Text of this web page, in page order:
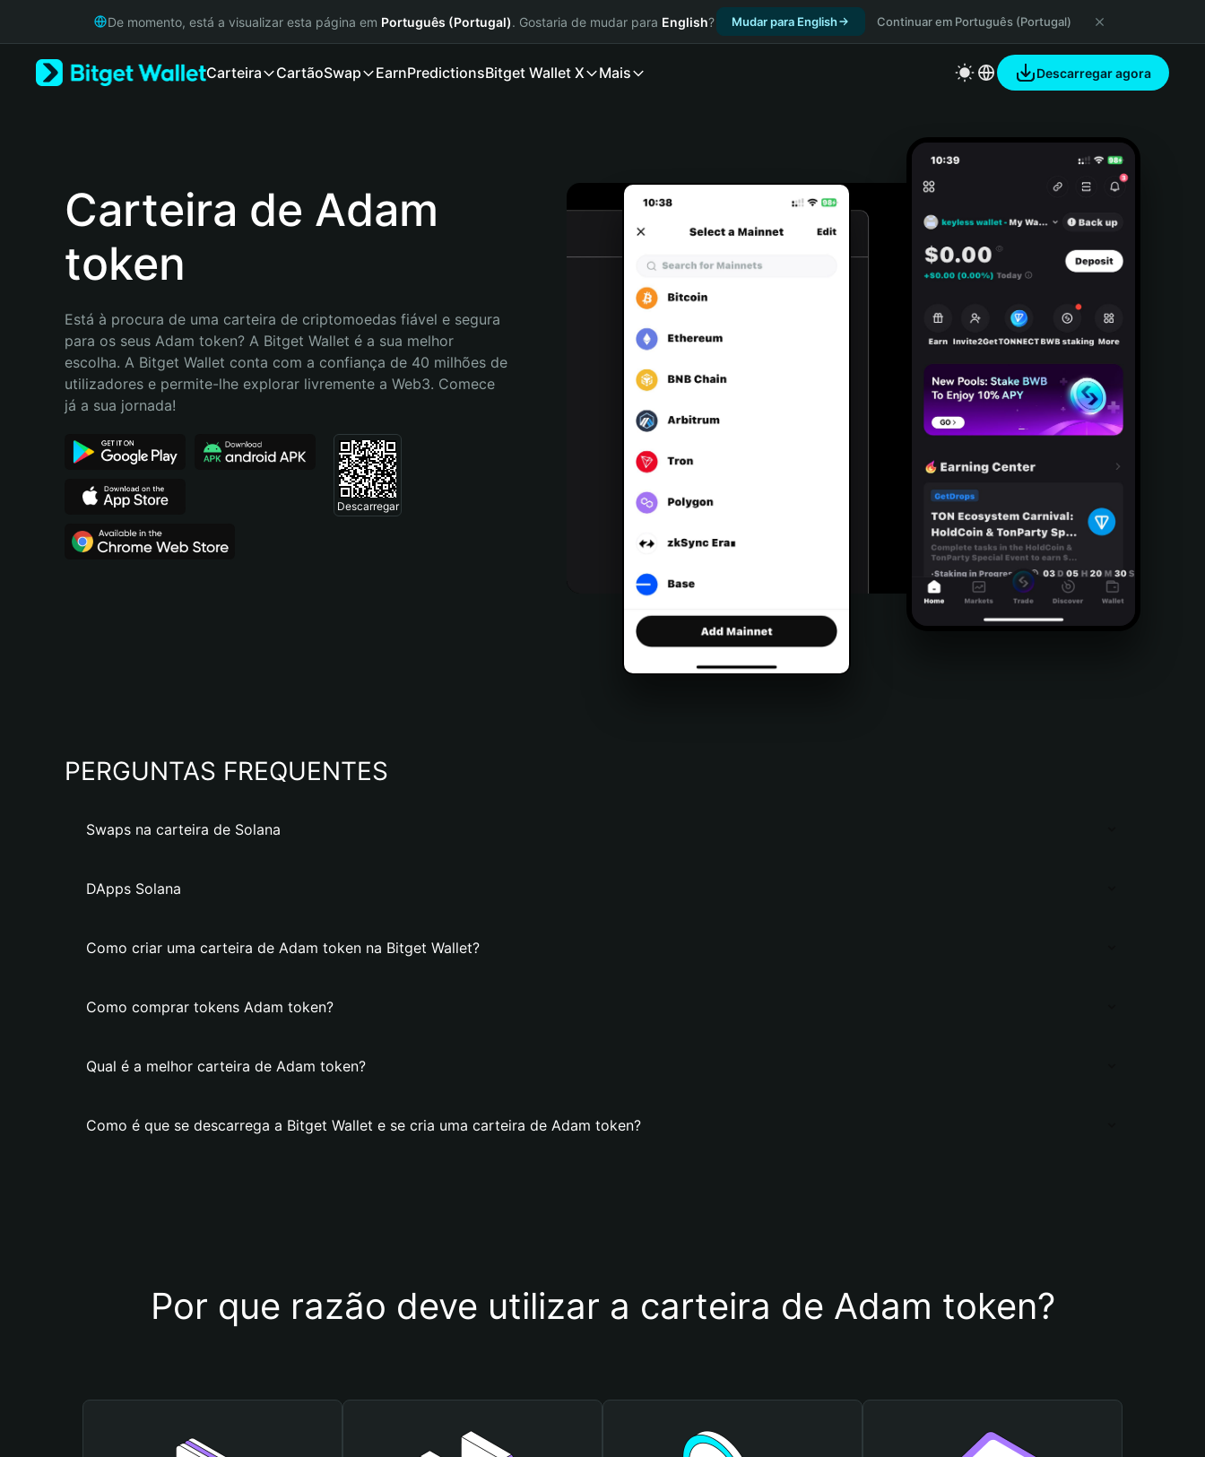
Русский
Português (Portugal)
Bahasa Indonesia
Português (Brasil)
Español (Argentina)
De momento, está a visualizar esta página em Português (Portugal). Gostaria de mudar para English? Mudar para English Continuar em Português (Portugal)
Carteira CartãoSwap EarnPredictionsBitget Wallet X Mais Descarregar agora
Carteira de Adam
token
Está à procura de uma carteira de criptomoedas fiável e segura
para os seus Adam token? A Bitget Wallet é a sua melhor
escolha. A Bitget Wallet conta com a confiança de 40 milhões de
utilizadores e permite-lhe explorar livremente a Web3. Comece
já a sua jornada!
Descarregar
PERGUNTAS FREQUENTES
Swaps na carteira de Solana
DApps Solana
Como criar uma carteira de Adam token na Bitget Wallet?
Como comprar tokens Adam token?
Qual é a melhor carteira de Adam token?
Como é que se descarrega a Bitget Wallet e se cria uma carteira de Adam token?
Por que razão deve utilizar a carteira de Adam token?